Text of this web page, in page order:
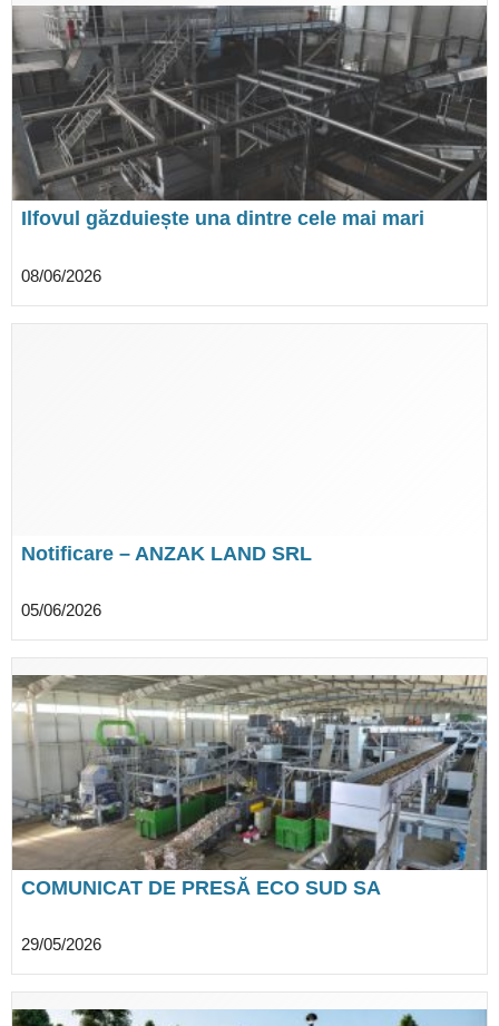
Ilfovul găzduiește una dintre cele mai mari
CMID Vidra devine centrul noului sistem
regional
08/06/2026
Notificare – ANZAK LAND SRL
05/06/2026
COMUNICAT DE PRESĂ ECO SUD SA
29/05/2026